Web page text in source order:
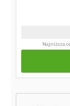
Najniższa